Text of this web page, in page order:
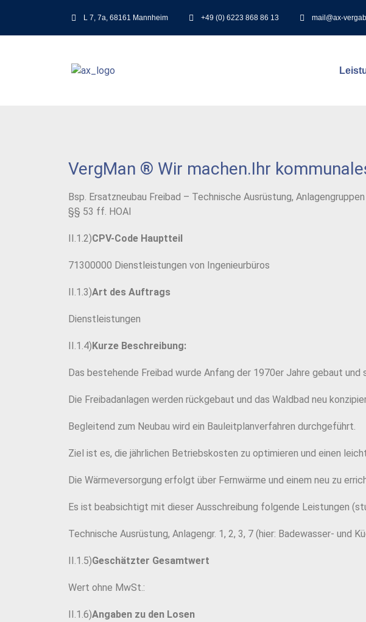
L 7, 7a, 68161 Mannheim +49 (0) 6223 868 86 13 mail@ax-
VergMan ® Wir machen.Ihr
Bsp. Ersatzneubau Freibad – Technische Ausrüstung,
§§ 53 ff. HOAI
II.1.2)CPV-Code Hauptteil
71300000 Dienstleistungen von Ingenieurbüros
II.1.3)Art des Auftrags
Dienstleistungen
II.1.4)Kurze Beschreibung:
Das bestehende Freibad wurde Anfang der 1970er Jahre gebaut
Die Freibadanlagen werden rückgebaut und das Waldbad neu
Begleitend zum Neubau wird ein Bauleitplanverfahren durchgeführt.
Ziel ist es, die jährlichen Betriebskosten zu optimieren und einen
Die Wärmeversorgung erfolgt über Fernwärme und einem neu zu
Es ist beabsichtigt mit dieser Ausschreibung folgende Leistungen
Technische Ausrüstung, Anlagengr. 1, 2, 3, 7 (hier: Badewasser- und
II.1.5)Geschätzter Gesamtwert
Wert ohne MwSt.:
II.1.6)Angaben zu den Losen